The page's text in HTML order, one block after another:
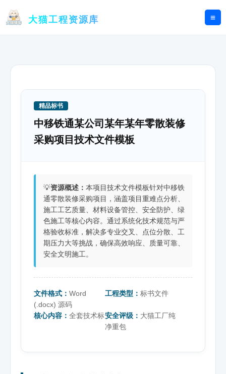
大猫工程资源库
精品标书
中移铁通某公司某年某年零散装修
采购项目技术文件模板
💡资源概述： 本项目技术文件模板针对中移铁
通零散装修采购项目，涵盖项目重难点分析、
施工工艺质量、材料设备管控、安全防护、绿
色施工等核心内容。通过系统化技术规范与严
格验收标准，解决多专业交叉、点位分散、工
期压力大等挑战，确保高效响应、质量可靠、
安全文明施工。
文件格式： Word
(.docx) 源码
工程类型：标书文件
核心内容： 全套技术标安全评级： 大猫工厂纯
净重包